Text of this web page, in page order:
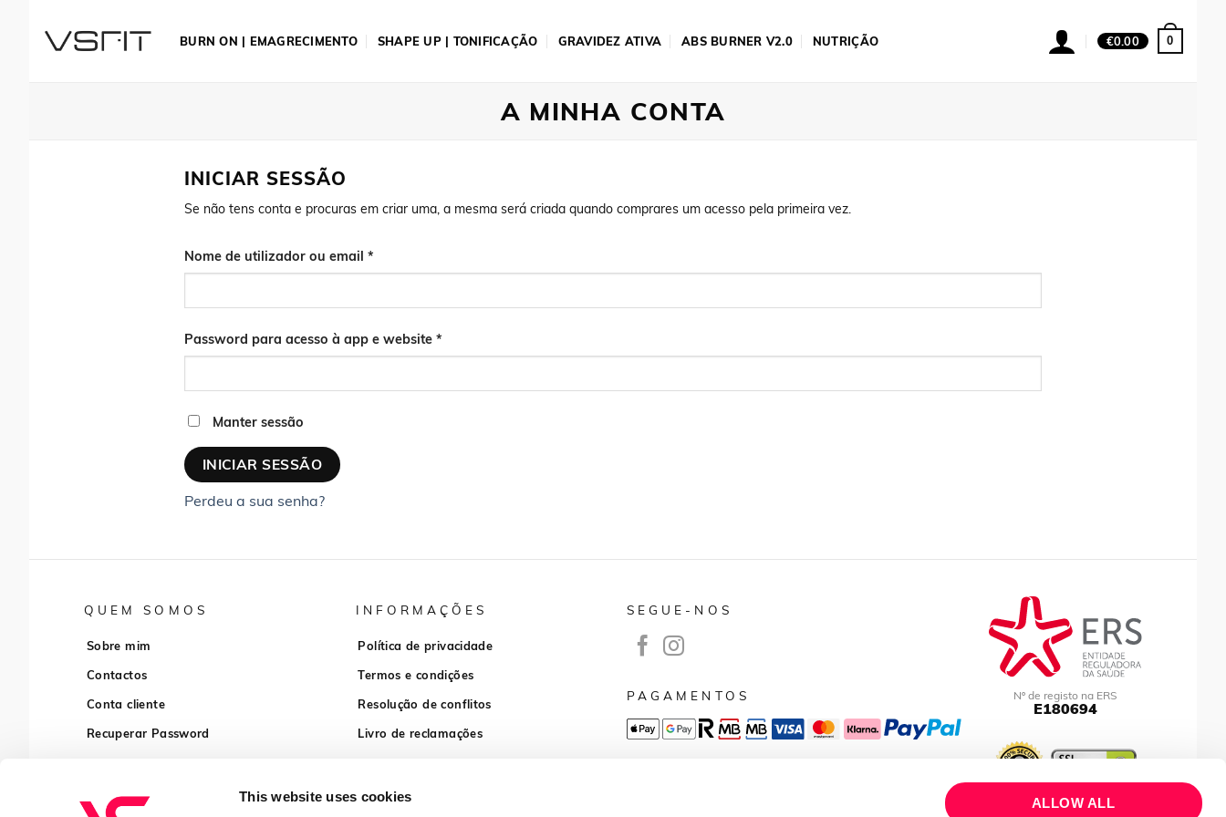
This website uses cookies ALLOW ALL
content
BURN ON | EMAGRECIMENTO SHAPE UP | TONIFICAÇÃO GRAVIDEZ ATIVA ABS BURNER V2.0 NUTRIÇÃO €0.00 0
A MINHA CONTA
INICIAR SESSÃO
Se não tens conta e procuras em criar uma, a mesma será criada quando comprares um acesso pela primeira vez.
Nome de utilizador ou email *
Password para acesso à app e website *
Manter sessão
INICIAR SESSÃO
Perdeu a sua senha?
QUEM SOMOS
Sobre mim
Contactos
Conta cliente
Recuperar Password
INFORMAÇÕES
Política de privacidade
Termos e condições
Resolução de conflitos
Livro de reclamações
SEGUE-NOS
PAGAMENTOS Nº de registo na ERS
E180694